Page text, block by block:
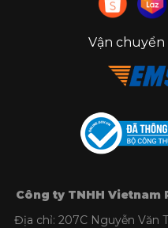
không bị
có cơ chế
dùng chỉ
sử dụng
Bảo quản
không khí
vị.
Vận chuyển
Công ty TNHH
Địa chỉ: 207C Nguyễn Văn